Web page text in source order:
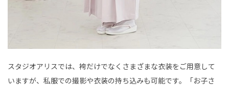
スタジオアリスでは、袴だけでなくさまざまな衣装をご用意して
いますが、私服での撮影や衣装の持ち込みも可能です。「お子さ